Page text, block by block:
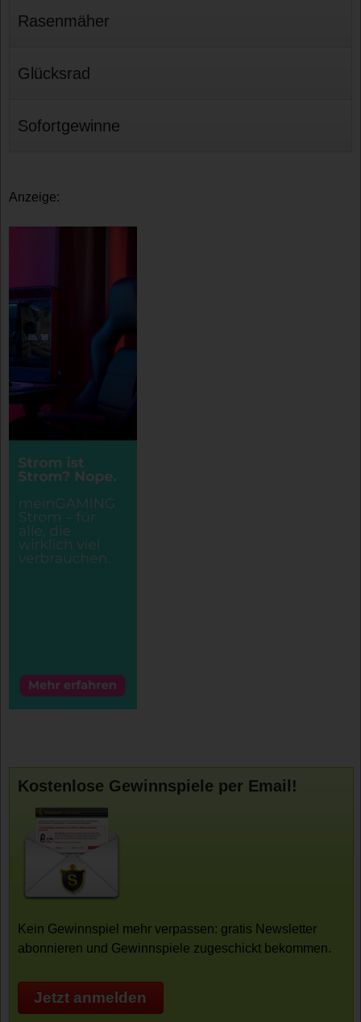
Rasenmäher
Glücksrad
Sofortgewinne
Anzeige:
Kostenlose Gewinnspiele per Email!
Kein Gewinnspiel mehr verpassen: gratis Newsletter
abonnieren und Gewinnspiele zugeschickt bekommen.
Jetzt anmelden